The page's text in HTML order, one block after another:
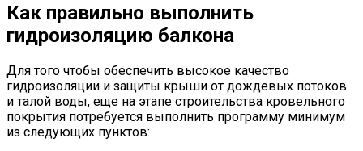
Как правильно выполнить
гидроизоляцию балкона
Для того чтобы обеспечить высокое качество
гидроизоляции и защиты крыши от дождевых потоков
и талой воды, еще на этапе строительства кровельного
покрытия потребуется выполнить программу минимум
из следующих пунктов: